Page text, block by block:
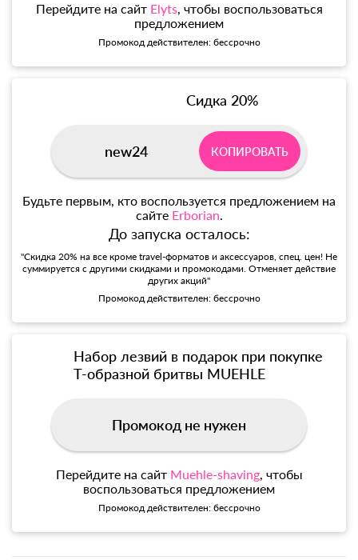
Перейдите на сайт Elyts, чтобы воспользоваться
предложением
Промокод действителен: бессрочно
Сидка 20%
new24 КОПИРОВАТЬ
Будьте первым, кто воспользуется предложением на
сайте Erborian.
До запуска осталось:
"Скидка 20% на все кроме travel-форматов и аксессуаров, спец. цен! Не
суммируется с другими скидками и промокодами. Отменяет действие
других акций"
Промокод действителен: бессрочно
Набор лезвий в подарок при покупке
Т-образной бритвы MUEHLE
Промокод не нужен
Перейдите на сайт Muehle-shaving, чтобы
воспользоваться предложением
Промокод действителен: бессрочно